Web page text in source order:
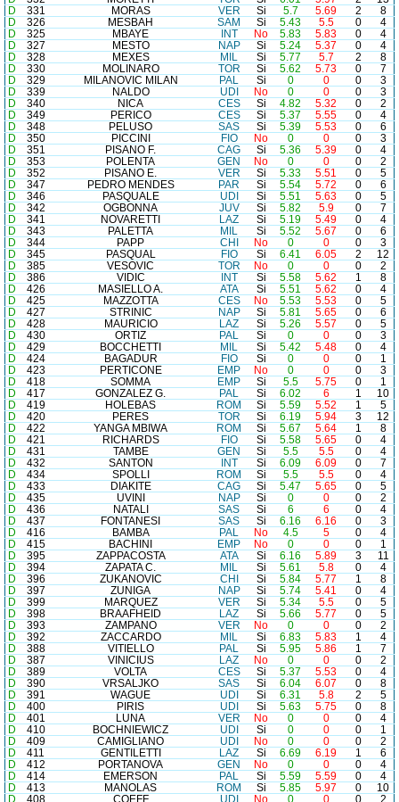
D
331 MORAS VER Si 5.7 5.69 2
8
D
326 MESBAH SAM Si 5.43 5.5 0
4
D
325 MBAYE INT No 5.83 5.83 0
4
D
327 MESTO NAP Si 5.24 5.37 0
4
D
328 MEXES MIL Si 5.77 5.7 2
8
D
330 MOLINARO TOR Si 5.62 5.73 0
7
D
329 MILANOVIC MILAN PAL Si 0 0 0
3
D
339 NALDO UDI No 0 0 0
3
D
340 NICA CES Si 4.82 5.32 0
2
D
349 PERICO CES Si 5.37 5.55 0
4
D
348 PELUSO SAS Si 5.39 5.53 0
6
D
350 PICCINI FIO No 0 0 0
3
D
351 PISANO F. CAG Si 5.36 5.39 0
4
D
353 POLENTA GEN No 0 0 0
2
D
352 PISANO E. VER Si 5.33 5.51 0
5
D
347 PEDRO MENDES PAR Si 5.54 5.72 0
6
D
346 PASQUALE UDI Si 5.51 5.63 0
5
D
342 OGBONNA JUV Si 5.82 5.9 0
7
D
341 NOVARETTI LAZ Si 5.19 5.49 0
4
D
343 PALETTA MIL Si 5.52 5.67 0
6
D
344 PAPP CHI No 0 0 0
3
D
345 PASQUAL FIO Si 6.41 6.05 2
12
D
385 VESOVIC TOR No 0 0 0
2
D
386 VIDIC INT Si 5.58 5.62 1
8
D
426 MASIELLO A. ATA Si 5.51 5.62 0
4
D
425 MAZZOTTA CES No 5.53 5.53 0
5
D
427 STRINIC NAP Si 5.81 5.65 0
6
D
428 MAURICIO LAZ Si 5.26 5.57 0
5
D
430 ORTIZ PAL Si 0 0 0
3
D
429 BOCCHETTI MIL Si 5.42 5.48 0
4
D
424 BAGADUR FIO Si 0 0 0
1
D
423 PERTICONE EMP No 0 0 0
3
D
418 SOMMA EMP Si 5.5 5.75 0
1
D
417 GONZALEZ G. PAL Si 6.02 6 1
10
D
419 HOLEBAS ROM Si 5.59 5.52 1
5
D
420 PERES TOR Si 6.19 5.94 3
12
D
422 YANGA MBIWA ROM Si 5.67 5.64 1
8
D
421 RICHARDS FIO Si 5.58 5.65 0
4
D
431 TAMBE GEN Si 5.5 5.5 0
4
D
432 SANTON INT Si 6.09 6.09 0
7
D
434 SPOLLI ROM Si 5.5 5.5 0
4
D
433 DIAKITE CAG Si 5.47 5.65 0
5
D
435 UVINI NAP Si 0 0 0
2
D
436 NATALI SAS Si 6 6 0
4
D
437 FONTANESI SAS Si 6.16 6.16 0
3
D
416 BAMBA PAL No 4.5 5 0
4
D
415 BACHINI EMP No 0 0 0
1
D
395 ZAPPACOSTA ATA Si 6.16 5.89 3
11
D
394 ZAPATA C. MIL Si 5.61 5.8 0
4
D
396 ZUKANOVIC CHI Si 5.84 5.77 1
8
D
397 ZUNIGA NAP Si 5.74 5.41 0
4
D
399 MARQUEZ VER Si 5.34 5.5 0
5
D
398 BRAAFHEID LAZ Si 5.66 5.77 0
5
D
393 ZAMPANO VER No 0 0 0
2
D
392 ZACCARDO MIL Si 6.83 5.83 1
4
D
388 VITIELLO PAL Si 5.95 5.86 1
7
D
387 VINICIUS LAZ No 0 0 0
2
D
389 VOLTA CES Si 5.37 5.53 0
4
D
390 VRSALJKO SAS Si 6.04 6.07 0
8
D
391 WAGUE UDI Si 6.31 5.8 2
5
D
400 PIRIS UDI Si 5.63 5.75 0
8
D
401 LUNA VER No 0 0 0
4
D
410 BOCHNIEWICZ UDI Si 0 0 0
1
D
409 CAMIGLIANO UDI No 0 0 0
2
D
411 GENTILETTI LAZ Si 6.69 6.19 1
6
D
412 PORTANOVA GEN No 0 0 0
4
D
414 EMERSON PAL Si 5.59 5.59 0
4
D
413 MANOLAS ROM Si 5.85 5.97 0
10
D
408 COEFF UDI No 0 0 0
2